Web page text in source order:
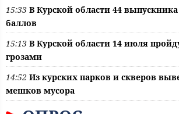
15:33 В Курской области 44
баллов
15:13 В Курской области 14 июля
грозами
14:52 Из курских парков и скверов
мешков мусора